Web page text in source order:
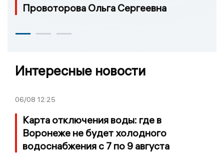
Провоторова Ольга Сергеевна
Интересные новости
06/08 12:25
Карта отключения воды: где в
Воронеже не будет холодного
водоснабжения с 7 по 9 августа